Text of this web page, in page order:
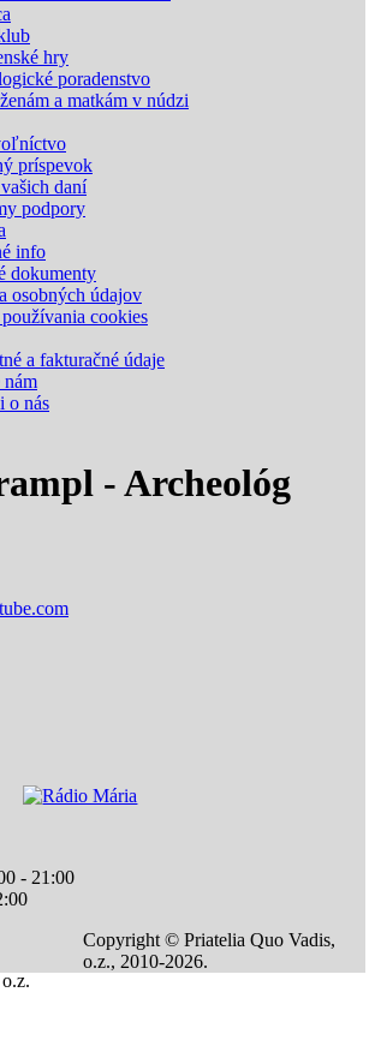
hry
poradenstvo
a matkám v núdzi
príspevok
daní
podpory
info
dokumenty
osobných údajov
cookies
a fakturačné údaje
nám
o nás
- Archeológ
- 21:00
Copyright © Priatelia Quo Vadis,
o.z., 2010-2026.